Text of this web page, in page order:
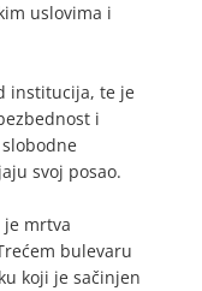
uslovima i
institucija, te je
i
svoj posao.
je mrtva
bulevaru
koji je sačinjen